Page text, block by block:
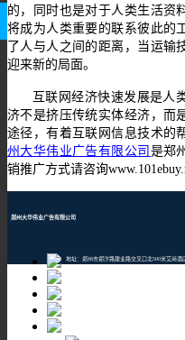
的，同时也是对于人类生活资
将成为人类重要的联系彼此的
了人与人之间的距离，当运
迎来新的局面。
互联网经济快速发展是人
济不是挤压传统实体经济，而
途径，有着互联网信息技术的
州大华伟业广告有限公司 是郑
销推广方式请咨询
郑州大华伟业广告有限公司
地址：郑州市郑汴路建业路交叉口北500米艾尚酒